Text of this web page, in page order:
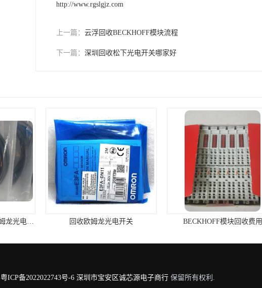
http://www.rgslgjz.com
上一篇： 云浮回收BECKHOFF模块流程
下一篇： 深圳回收松下光电开关哪家好
欧姆龙光电开关回收_欧姆龙光电开关回收多少钱 回收欧姆龙光电开关 BECKHOFF模块回收费用
粤ICP备2022022743号-6 深圳市宝安区诚芯源电子商行 保留所有权利.